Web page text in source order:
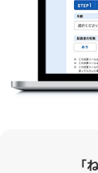
「